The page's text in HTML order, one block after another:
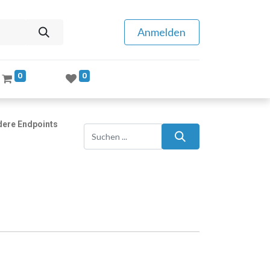
Anmelden
0 0
Endpoints